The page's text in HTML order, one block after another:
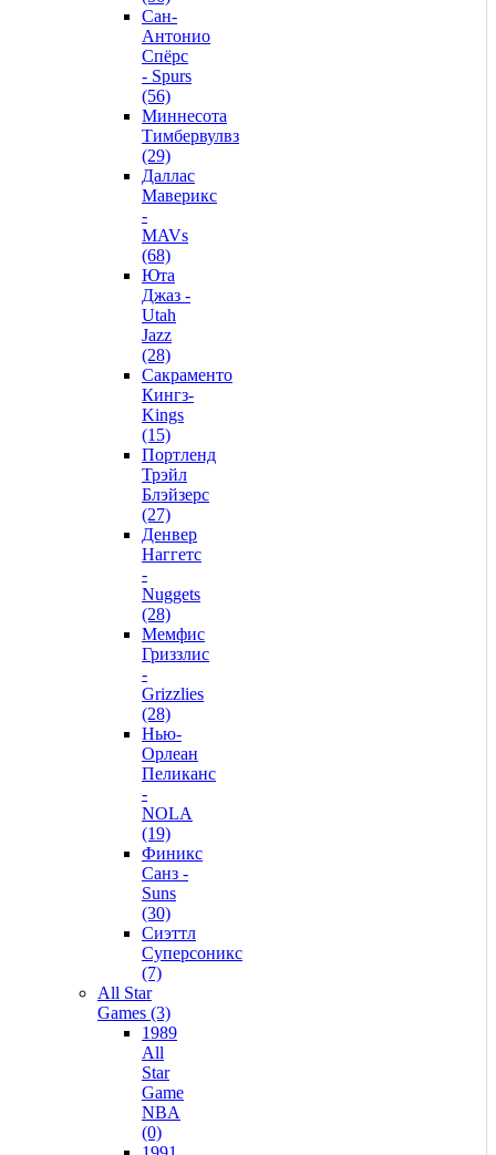
Сан-
Антонио
Спёрс
- Spurs
(56)
Миннесота
Тимбервулвз
(29)
Даллас
Маверикс
-
MAVs
(68)
Юта
Джаз -
Utah
Jazz
(28)
Сакраменто
Кингз-
Kings
(15)
Портленд
Трэйл
Блэйзерс
(27)
Денвер
Наггетс
-
Nuggets
(28)
Мемфис
Гриззлис
-
Grizzlies
(28)
Нью-
Орлеан
Пеликанс
-
NOLA
(19)
Финикс
Санз -
Suns
(30)
Сиэттл
Суперсоникс
(7)
All Star
Games (3)
1989
All
Star
Game
NBA
(0)